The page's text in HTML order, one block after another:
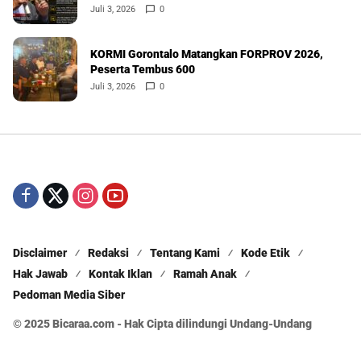
Juli 3, 2026 0
KORMI Gorontalo Matangkan FORPROV 2026,
Peserta Tembus 600
Juli 3, 2026 0
Disclaimer Redaksi Tentang Kami
Kode Etik
Hak Jawab
Kontak Iklan
Ramah Anak
Pedoman Media Siber
© 2025 Bicaraa.com - Hak Cipta dilindungi Undang-Undang